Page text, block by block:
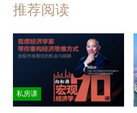
推荐阅读
私房课